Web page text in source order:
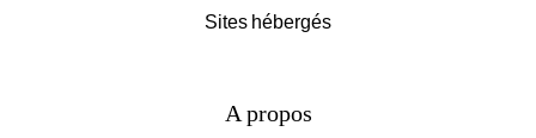
Sites hébergés
A propos